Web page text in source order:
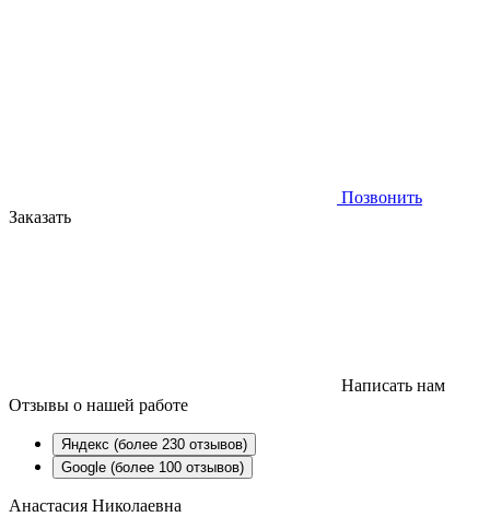
Позвонить
Заказать
Написать нам
Отзывы о нашей работе
Яндекс (более 230 отзывов)
Google (более 100 отзывов)
Анастасия Николаевна